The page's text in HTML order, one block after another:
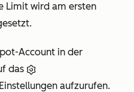
Limit wird am ersten
Account in der
das
aufzurufen.